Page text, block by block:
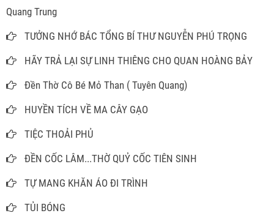
Quang Trung
TƯỞNG NHỚ BÁC TỔNG BÍ THƯ NGUYỄN PHÚ TRỌNG
HÃY TRẢ LẠI SỰ LINH THIÊNG CHO QUAN HOÀNG BẢY
Đền Thờ Cô Bé Mỏ Than ( Tuyên Quang)
HUYỀN TÍCH VỀ MA CÂY GẠO
TIỆC THOẢI PHỦ
ĐỀN CỐC LÂM...THỜ QUỶ CỐC TIÊN SINH
TỰ MANG KHĂN ÁO ĐI TRÌNH
TỦI BÓNG